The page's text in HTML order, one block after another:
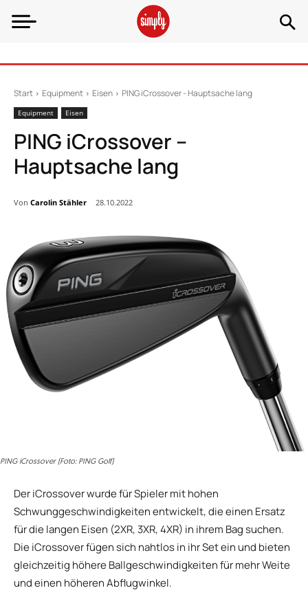
Start Equipment Eisen PING iCrossover - Hauptsache lang
Equipment Eisen
PING iCrossover –
Hauptsache lang
Von Carolin Stähler 28.10.2022
PING iCrossover (Foto: PING Golf)
Der iCrossover wurde für Spieler mit hohen
Schwunggeschwindigkeiten entwickelt, die einen Ersatz
für die langen Eisen (2XR, 3XR, 4XR) in ihrem Bag suchen.
Die iCrossover fügen sich nahtlos in ihr Set ein und bieten
gleichzeitig höhere Ballgeschwindigkeiten für mehr Weite
und einen höheren Abflugwinkel.